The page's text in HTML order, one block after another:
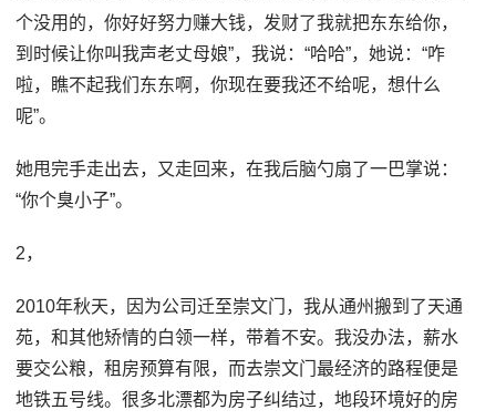
个没用的，你好好努力赚大钱，发财了我就把东东给你，
到时候让你叫我声老丈母娘”，我说：“哈哈”，她说：“咋
啦，瞧不起我们东东啊，你现在要我还不给呢，想什么
呢”。
她甩完手走出去，又走回来，在我后脑勺扇了一巴掌说：
“你个臭小子”。
2，
2010年秋天，因为公司迁至崇文门，我从通州搬到了天通
苑，和其他矫情的白领一样，带着不安。我没办法，薪水
要交公粮，租房预算有限，而去崇文门最经济的路程便是
地铁五号线。很多北漂都为房子纠结过，地段环境好的房